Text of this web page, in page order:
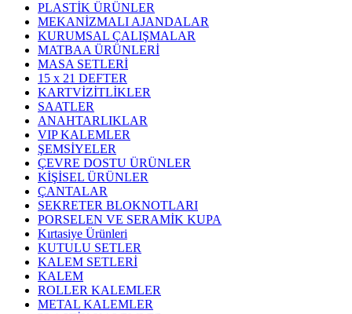
PLASTİK ÜRÜNLER
MEKANİZMALI AJANDALAR
KURUMSAL ÇALIŞMALAR
MATBAA ÜRÜNLERİ
MASA SETLERİ
15 x 21 DEFTER
KARTVİZİTLİKLER
SAATLER
ANAHTARLIKLAR
VIP KALEMLER
ŞEMSİYELER
ÇEVRE DOSTU ÜRÜNLER
KİŞİSEL ÜRÜNLER
ÇANTALAR
SEKRETER BLOKNOTLARI
PORSELEN VE SERAMİK KUPA
Kırtasiye Ürünleri
KUTULU SETLER
KALEM SETLERİ
KALEM
ROLLER KALEMLER
METAL KALEMLER